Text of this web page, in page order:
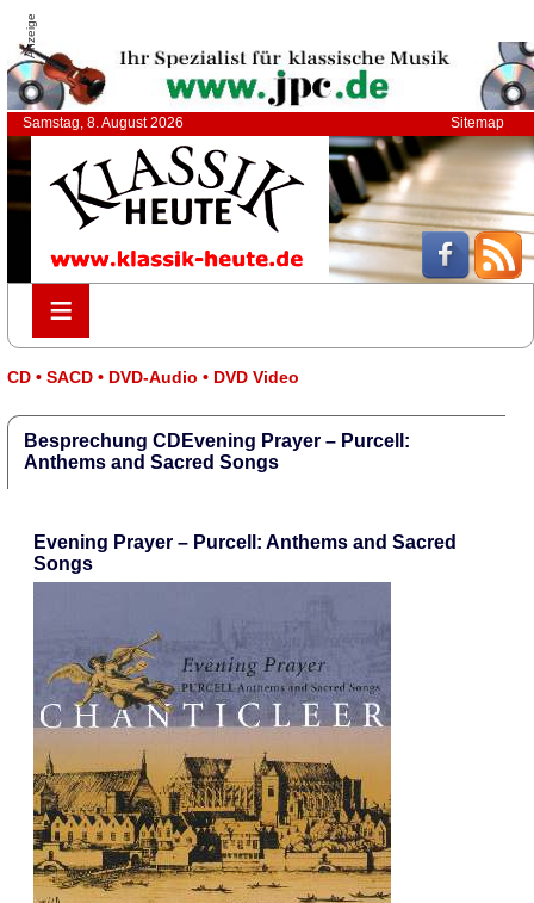
Anzeige
Samstag, 8. August 2026 Sitemap
≡
≡
CD • SACD • DVD-Audio • DVD Video
Besprechung CDEvening Prayer – Purcell:
Anthems and Sacred Songs
Evening Prayer – Purcell: Anthems and Sacred
Songs